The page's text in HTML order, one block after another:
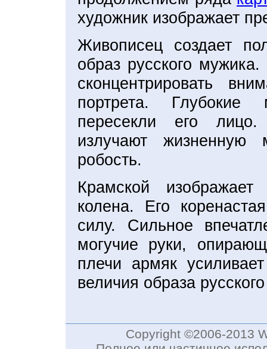
художник изображает
Живописец создает
образ русского
сконцентрировать
портрета.
пересекли его
излучают жизненную
робость.
Крамской
колена. Его
силу. Сильное
могучие руки,
плечи армяк
величия образа
Copyright ©2006-2013